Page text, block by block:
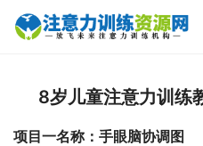
8岁儿童注意力训练
项目一名称：手眼脑协调图